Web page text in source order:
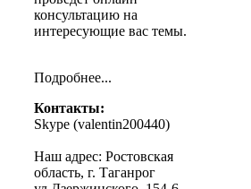
консультацию на
интересующие вас темы.
Подробнее...
Контакты:
Skype (valentin200440)
Наш адрес: Ростовская
область, г. Таганрог